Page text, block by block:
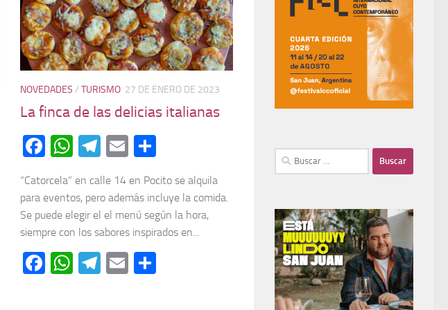
NOVEDADES / TURISMO 27 DE ENERO DE 2023
La finca de las delicias italianas
Facebook
WhatsApp
Telegram
Email
“Catorcela” en calle 14 en Pocito se alquila
para eventos, pero además incluye la comida.
Se puede elegir el el menú según la hora,
siempre con los sabores inspirados en...
Facebook
WhatsApp
Telegram
Email